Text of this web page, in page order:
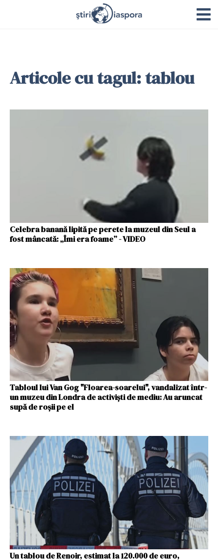
Articole cu tagul: tablou
Celebra banană lipită pe perete la muzeul din Seul a
fost mâncată: „Îmi era foame” - VIDEO
Tabloul lui Van Gog "Floarea-soarelui", vandalizat într-
un muzeu din Londra de activiști de mediu: Au aruncat
supă de roșii pe el
Un tablou de Renoir, estimat la 120.000 de euro,